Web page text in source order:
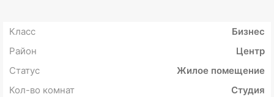
Класс
Бизнес
Район
Центр
Статус
Жилое помещение
Кол-во комнат
Студия